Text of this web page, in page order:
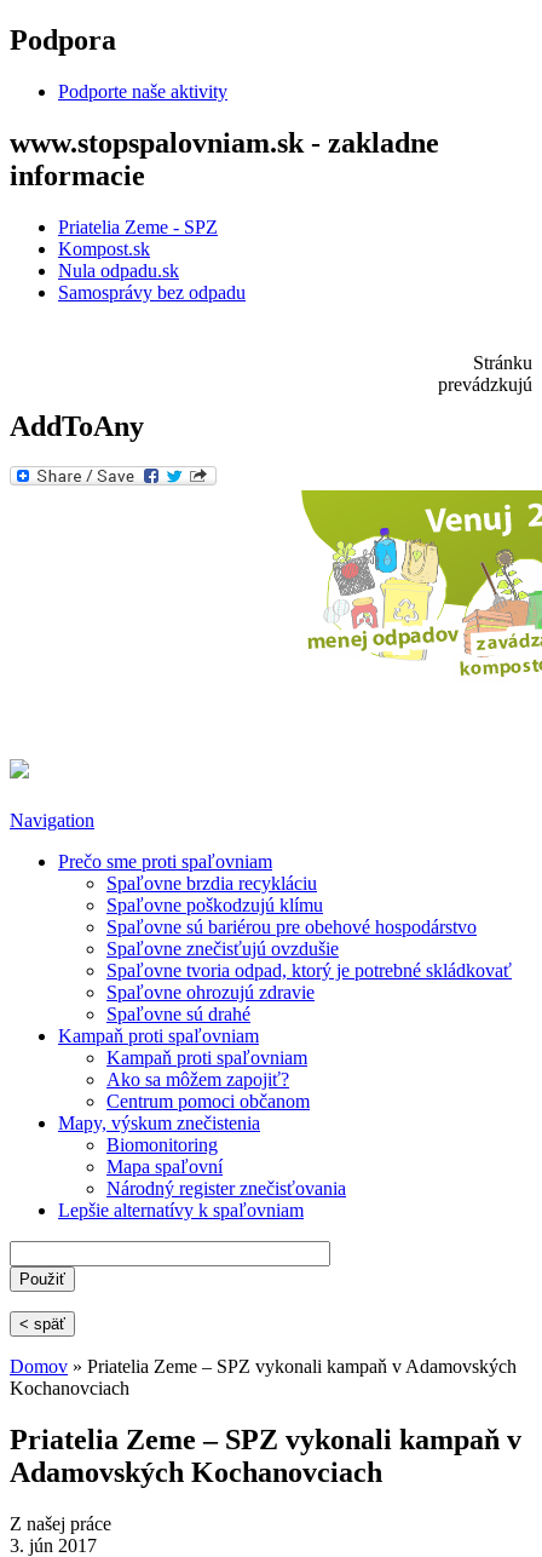
Skočiť na hlavný obsah
Podpora
Podporte naše aktivity
www.stopspalovniam.sk - zakladne
informacie
Priatelia Zeme - SPZ
Kompost.sk
Nula odpadu.sk
Samosprávy bez odpadu
Stránku
prevádzkujú
AddToAny
Navigation
Prečo sme proti spaľovniam
Spaľovne brzdia recykláciu
Spaľovne poškodzujú klímu
Spaľovne sú bariérou pre obehové hospodárstvo
Spaľovne znečisťujú ovzdušie
Spaľovne tvoria odpad, ktorý je potrebné skládkovať
Spaľovne ohrozujú zdravie
Spaľovne sú drahé
Kampaň proti spaľovniam
Kampaň proti spaľovniam
Ako sa môžem zapojiť?
Centrum pomoci občanom
Mapy, výskum znečistenia
Biomonitoring
Mapa spaľovní
Národný register znečisťovania
Lepšie alternatívy k spaľovniam
< späť
Nachádzate sa tu
Domov » Priatelia Zeme – SPZ vykonali kampaň v Adamovských
Kochanovciach
Priatelia Zeme – SPZ vykonali kampaň v
Adamovských Kochanovciach
Z našej práce
3. jún 2017